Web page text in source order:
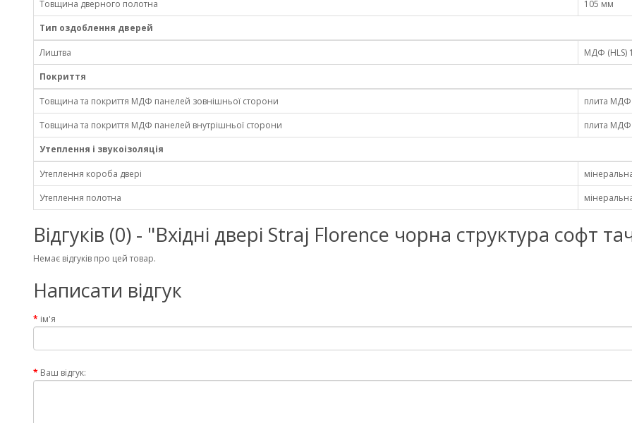
Товщина дверного полотна
105 мм
Тип оздоблення дверей
Лиштва
МДФ (HLS)
Покриття
Товщина та покриття МДФ панелей зовнішньої сторони
плита МДФ
Товщина та покриття МДФ панелей внутрішньої сторони
плита МДФ
Утеплення і звукоізоляція
Утеплення короба двері
Утеплення полотна
Відгуків (0) - "Вхідні двері Straj Florence чорна структура софт
Немає відгуків про цей товар.
Написати відгук
ім'я
Ваш відгук: